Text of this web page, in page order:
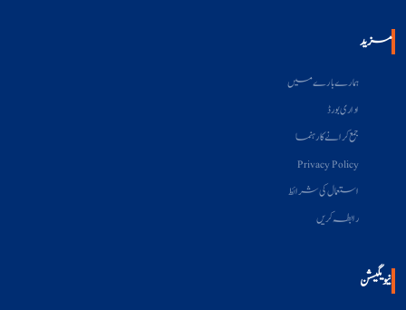
مزید
ہمارے بارے میں
اداری بورڈ
جمع کرانے کا رہنما
Privacy Policy
استعمال کی شرائط
رابطہ کریں
نیویگیشن